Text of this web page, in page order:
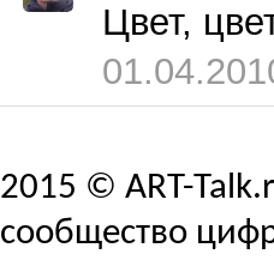
Цвет,
2015 © ART-
сообщество